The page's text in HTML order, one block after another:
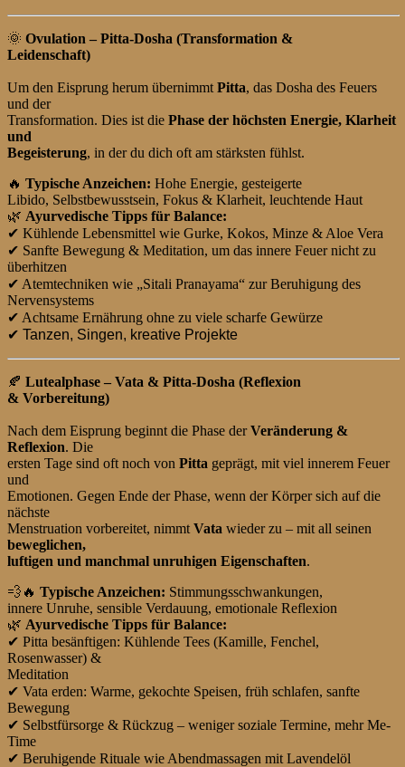
🌞 Ovulation – Pitta-Dosha (Transformation &
Leidenschaft)
Um den Eisprung herum übernimmt Pitta, das Dosha des Feuers
und der
Transformation. Dies ist die Phase der höchsten Energie, Klarheit
und
Begeisterung, in der du dich oft am stärksten fühlst.
🔥 Typische Anzeichen: Hohe Energie, gesteigerte
Libido, Selbstbewusstsein, Fokus & Klarheit, leuchtende Haut
🌿 Ayurvedische Tipps für Balance:
✔ Kühlende Lebensmittel wie Gurke, Kokos, Minze & Aloe Vera
✔ Sanfte Bewegung & Meditation, um das innere Feuer nicht zu
überhitzen
✔ Atemtechniken wie „Sitali Pranayama“ zur Beruhigung des
Nervensystems
✔ Achtsame Ernährung ohne zu viele scharfe Gewürze
✔ Tanzen, Singen, kreative Projekte
🍂 Lutealphase – Vata & Pitta-Dosha (Reflexion
& Vorbereitung)
Nach dem Eisprung beginnt die Phase derVeränderung &
Reflexion. Die
ersten Tage sind oft noch von Pitta geprägt, mit viel innerem Feuer
und
Emotionen. Gegen Ende der Phase, wenn der Körper sich auf die
nächste
Menstruation vorbereitet, nimmt Vata wieder zu – mit all seinen
beweglichen,
luftigen und manchmal unruhigen Eigenschaften.
💨🔥 Typische Anzeichen: Stimmungsschwankungen,
innere Unruhe, sensible Verdauung, emotionale Reflexion
🌿 Ayurvedische Tipps für Balance:
✔ Pitta besänftigen: Kühlende Tees (Kamille, Fenchel,
Rosenwasser) &
Meditation
✔ Vata erden: Warme, gekochte Speisen, früh schlafen, sanfte
Bewegung
✔ Selbstfürsorge & Rückzug – weniger soziale Termine, mehr Me-
Time
✔ Beruhigende Rituale wie Abendmassagen mit Lavendelöl